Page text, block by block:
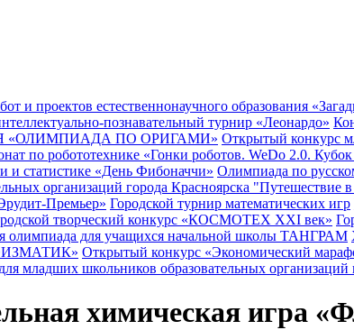
и проектов естественнонаучного образования
познавательный турнир «Леонардо»
«ОЛИМПИАДА ПО ОРИГАМИ» Открытый конкурс
по робототехнике «Гонки роботов. WeDo 2.0.
и статистике «День Фибоначчи» Олимпиада по
организаций города Красноярска "Путешествие
Премьер» Городской турнир математических игр
творческий конкурс «КОСМОТЕХ XXI век»
олимпиада для учащихся начальной школы ТАНГРАМ
Открытый конкурс «Экономический
младших школьников образовательных
химическая игра